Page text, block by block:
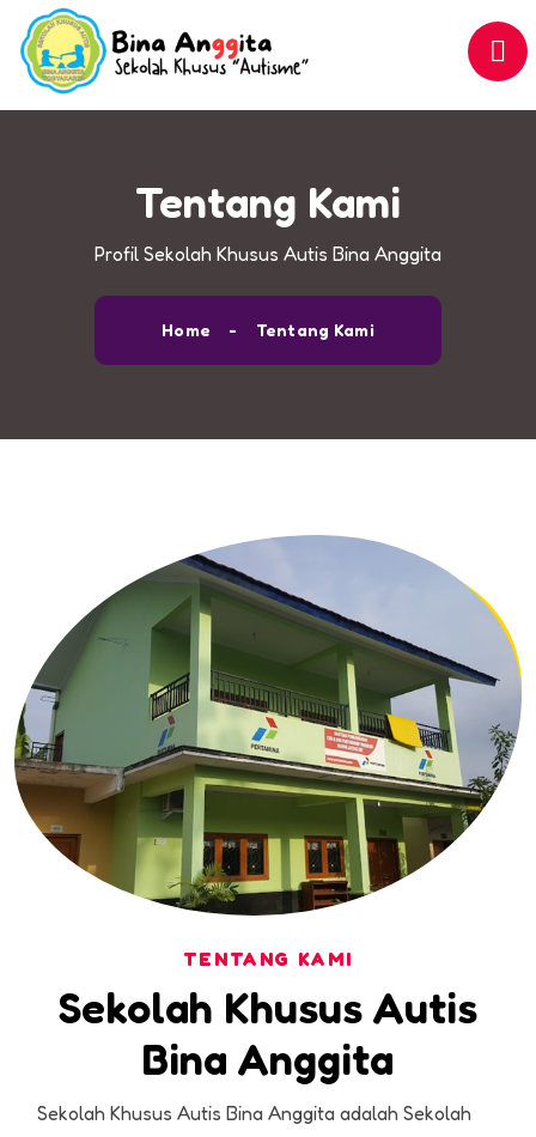
Tentang Kami
Profil Sekolah Khusus Autis Bina Anggita
Home Tentang Kami
TENTANG KAMI
Sekolah Khusus Autis
Bina Anggita
Sekolah Khusus Autis Bina Anggita adalah Sekolah